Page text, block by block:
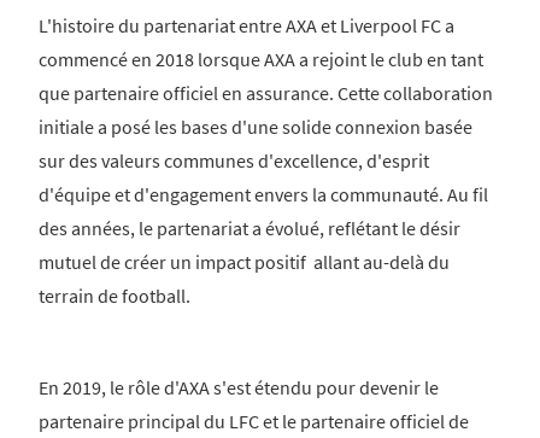
L'histoire du partenariat entre AXA et Liverpool FC a
commencé en 2018 lorsque AXA a rejoint le club en tant
que partenaire officiel en assurance. Cette collaboration
initiale a posé les bases d'une solide connexion basée
sur des valeurs communes d'excellence, d'esprit
d'équipe et d'engagement envers la communauté. Au fil
des années, le partenariat a évolué, reflétant le désir
mutuel de créer un impact positif allant au-delà du
terrain de football.
En 2019, le rôle d'AXA s'est étendu pour devenir le
partenaire principal du LFC et le partenaire officiel de